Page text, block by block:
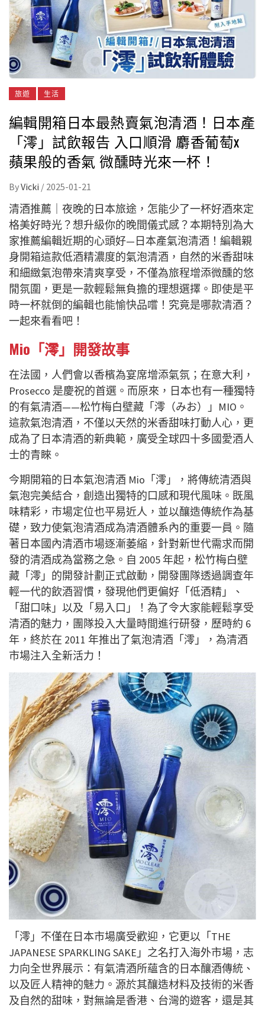
旅遊 生活
編輯開箱日本最熱賣氣泡清酒！日本產
「澪」試飲報告 入口順滑 麝香葡萄x
蘋果般的香氣 微醺時光來一杯！
ByVicki / 2025-01-21
清酒推薦｜夜晚的日本旅途，怎能少了一杯好酒來定
格美好時光？想升級你的晚間儀式感？本期特別為大
家推薦編輯近期的心頭好—日本產氣泡清酒！編輯親
身開箱這款低酒精濃度的氣泡清酒，自然的米香甜味
和細緻氣泡帶來清爽享受，不僅為旅程增添微醺的悠
閒氛圍，更是一款輕鬆無負擔的理想選擇。即使是平
時一杯就倒的編輯也能愉快品嚐！究竟是哪款清酒？
一起來看看吧！
Mio「澪」開發故事
在法國，人們會以香檳為宴席增添氣氛；在意大利，
Prosecco 是慶祝的首選。而原來，日本也有一種獨特
的有氣清酒——松竹梅白壁藏「澪（みお）」MIO。
這款氣泡清酒，不僅以天然的米香甜味打動人心，更
成為了日本清酒的新典範，廣受全球四十多國愛酒人
士的青睞。
今期開箱的日本氣泡清酒 Mio「澪」，將傳統清酒與
氣泡完美結合，創造出獨特的口感和現代風味。既風
味精彩，市場定位也平易近人，並以釀造傳統作為基
礎，致力使氣泡清酒成為清酒體系內的重要一員。隨
著日本國內清酒市場逐漸萎縮，針對新世代需求而開
發的清酒成為當務之急。自 2005 年起，松竹梅白壁
藏「澪」的開發計劃正式啟動，開發團隊透過調查年
輕一代的飲酒習慣，發現他們更偏好「低酒精」、
「甜口味」以及「易入口」！為了令大家能輕鬆享受
清酒的魅力，團隊投入大量時間進行研發，歷時約 6
年，終於在 2011 年推出了氣泡清酒「澪」，為清酒
市場注入全新活力！
「澪」不僅在日本市場廣受歡迎，它更以「THE
JAPANESE SPARKLING SAKE」之名打入海外市場，志
力向全世界展示：有氣清酒所蘊含的日本釀酒傳統、
以及匠人精神的魅力。源於其釀造材料及技術的米香
及自然的甜味，對無論是香港、台灣的遊客，還是其